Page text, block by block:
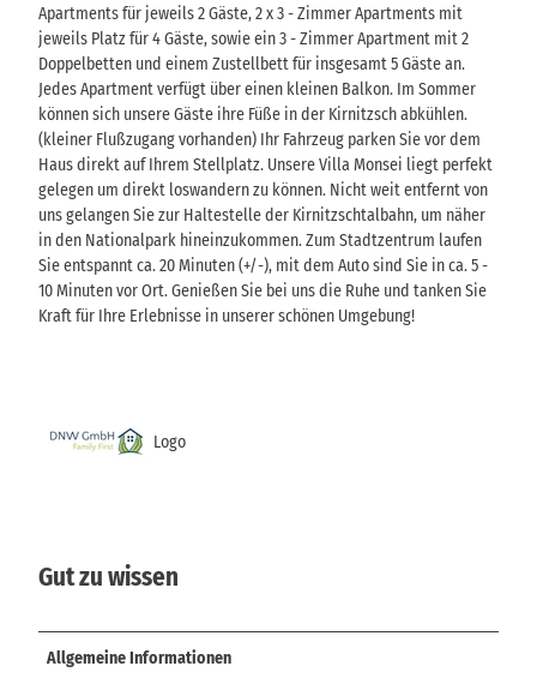
Apartments für jeweils 2 Gäste, 2 x 3 - Zimmer Apartments mit
jeweils Platz für 4 Gäste, sowie ein 3 - Zimmer Apartment mit 2
Doppelbetten und einem Zustellbett für insgesamt 5 Gäste an.
Jedes Apartment verfügt über einen kleinen Balkon. Im Sommer
können sich unsere Gäste ihre Füße in der Kirnitzsch abkühlen.
(kleiner Flußzugang vorhanden) Ihr Fahrzeug parken Sie vor dem
Haus direkt auf Ihrem Stellplatz. Unsere Villa Monsei liegt perfekt
gelegen um direkt loswandern zu können. Nicht weit entfernt von
uns gelangen Sie zur Haltestelle der Kirnitzschtalbahn, um näher
in den Nationalpark hineinzukommen. Zum Stadtzentrum laufen
Sie entspannt ca. 20 Minuten (+/-), mit dem Auto sind Sie in ca. 5 -
10 Minuten vor Ort. Genießen Sie bei uns die Ruhe und tanken Sie
Kraft für Ihre Erlebnisse in unserer schönen Umgebung!
Logo
Gut zu wissen
Allgemeine Informationen